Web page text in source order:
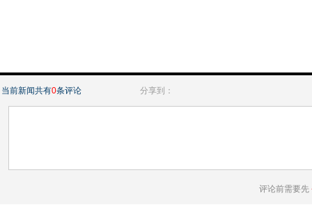
当前新闻共有0条评论 分享到：
评论前需要先